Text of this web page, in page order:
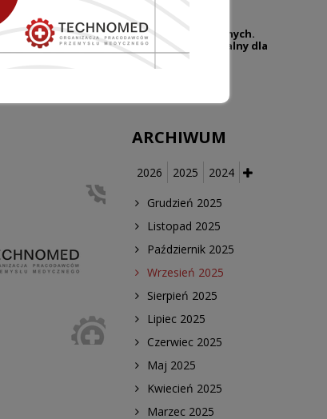
w pracy, jak i w
niedozwolonych
klauzulach umownych.
Temat wciąż aktualny dla
branży wyrobów
medycznych
ARCHIWUM
2026 2025
2024
Grudzień 2025
Listopad 2025
Październik 2025
Wrzesień 2025
Sierpień 2025
Lipiec 2025
Czerwiec 2025
Maj 2025
Kwiecień 2025
Marzec 2025